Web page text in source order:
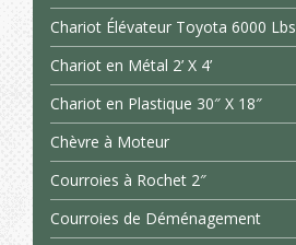
Chariot Élévateur Toyota 6000 Lbs
Chariot en Métal 2’ X 4’
Chariot en Plastique 30″ X 18″
Chèvre à Moteur
Courroies à Rochet 2″
Courroies de Déménagement